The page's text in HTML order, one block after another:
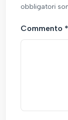
obbligatori
Commento *